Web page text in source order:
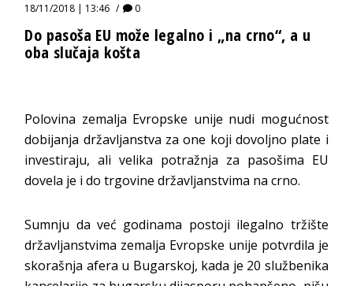
18/11/2018 | 13:46
0
Do pasoša EU može legalno i „na crno“, a u
oba slučaja košta
Polovina zemalja Evropske unije nudi mogućnost
dobijanja državljanstva za one koji dovoljno plate i
investiraju, ali velika potražnja za pasošima EU
dovela je i do trgovine državljanstvima na crno.
Sumnju da već godinama postoji ilegalno tržište
državljanstvima zemalja Evropske unije potvrdila je
skorašnja afera u Bugarskoj, kada je 20 službenika